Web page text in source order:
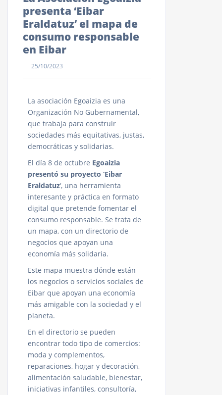
presenta ‘Eibar
Eraldatuz’ el mapa de
consumo responsable
en Eibar
25/10/2023
La asociación Egoaizia es una
Organización No Gubernamental,
que trabaja para construir
sociedades más equitativas, justas,
democráticas y solidarias.
El día 8 de octubre Egoaizia
presentó su proyecto ‘Eibar
Eraldatuz‘, una herramienta
interesante y práctica en formato
digital que pretende fomentar el
consumo responsable. Se trata de
un mapa, con un directorio de
negocios que apoyan una
economía más solidaria.
Este mapa muestra dónde están
los negocios o servicios sociales de
Eibar que apoyan una economía
más amigable con la sociedad y el
planeta.
En el directorio se pueden
encontrar todo tipo de comercios:
moda y complementos,
reparaciones, hogar y decoración,
alimentación saludable, bienestar,
iniciativas infantiles, consultoría,